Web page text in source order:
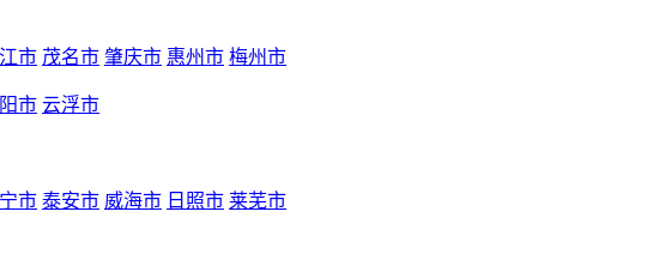
市 茂名市 肇庆市 惠州市 梅州市
市 云浮市
市 泰安市 威海市 日照市 莱芜市